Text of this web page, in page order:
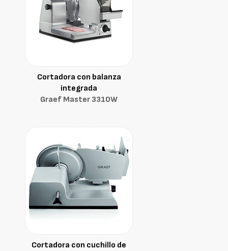
Cortadora con balanza
integrada
Graef Master 3310W
Cortadora con cuchillo de